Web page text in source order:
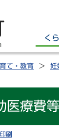
く
て・教育 妊
医療費
刷